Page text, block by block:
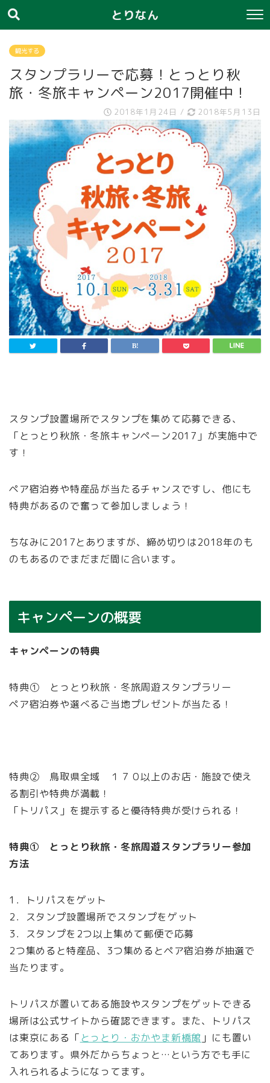
とりなん
観光する
スタンプラリーで応募！とっとり秋
旅・冬旅キャンペーン2017開催中！
2018年1月24日 / 2018年5月13日
スタンプ設置場所でスタンプを集めて応募できる、
「とっとり秋旅・冬旅キャンペーン2017」が実施中で
す！
ペア宿泊券や特産品が当たるチャンスですし、他にも
特典があるので奮って参加しましょう！
ちなみに2017とありますが、締め切りは2018年のも
のもあるのでまだまだ間に合います。
キャンペーンの概要
キャンペーンの特典
特典① とっとり秋旅・冬旅周遊スタンプラリー
ペア宿泊券や選べるご当地プレゼントが当たる！
特典② 鳥取県全域 １７０以上のお店・施設で使え
る割引や特典が満載！
「トリパス」を提示すると優待特典が受けられる！
特典① とっとり秋旅・冬旅周遊スタンプラリー参加
方法
1．トリパスをゲット
2．スタンプ設置場所でスタンプをゲット
3．スタンプを2つ以上集めて郵便で応募
2つ集めると特産品、3つ集めるとペア宿泊券が抽選で
当たります。
トリパスが置いてある施設やスタンプをゲットできる
場所は公式サイトから確認できます。また、トリパス
は東京にある「 とっとり・おかやま新橋館 」にも置い
てあります。県外だからちょっと…という方でも手に
入れられるようになってます。